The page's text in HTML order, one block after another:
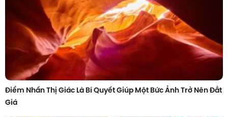
Điểm Nhấn Thị Giác Là Bí Quyết Giúp Một Bức Ảnh Trở Nên Đắt
Giá